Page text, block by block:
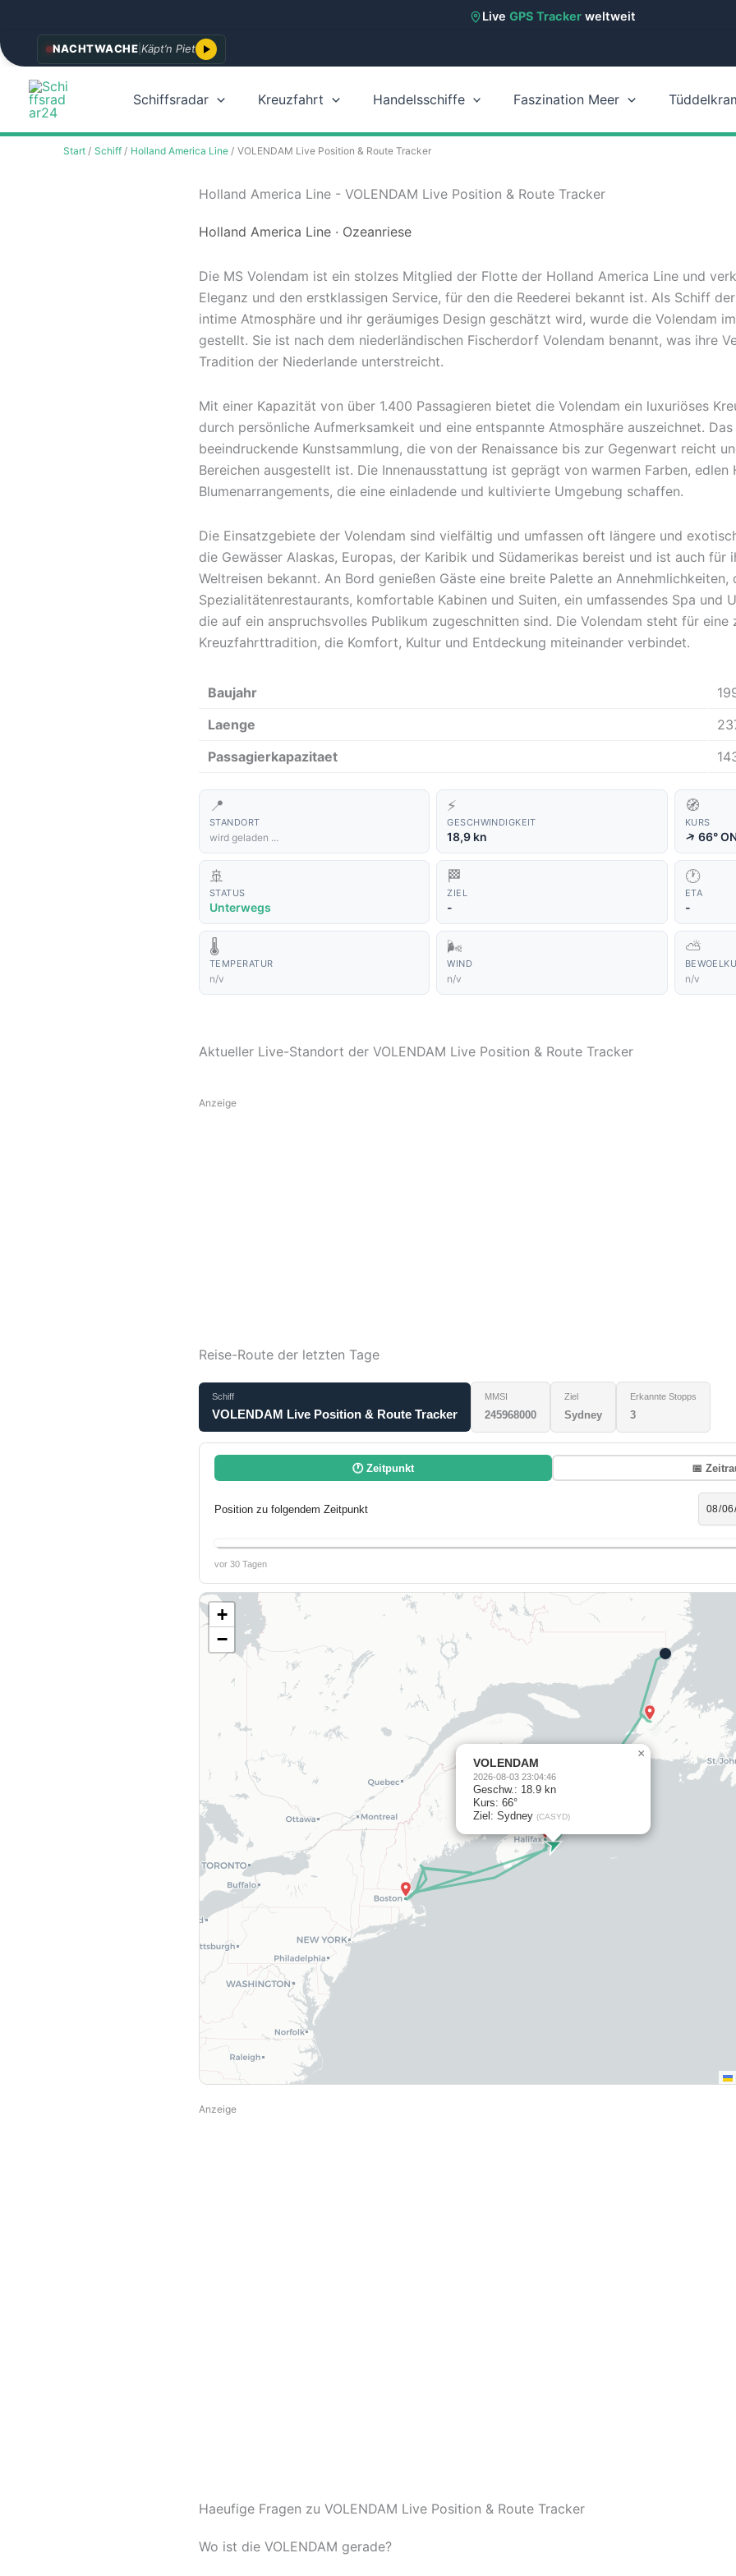
Live GPS Trackerweltweit
Zum
Inhalt
springen
NACHTWACHE Käpt’n Piet
Schiffsradar Kreuzfahrt Handelsschiffe Faszination Meer
Start Schiff Holland America Line VOLENDAM Live Position & Route Tracker
Holland America Line - VOLENDAM Live Position & Route Tracker
Holland America Line · Ozeanriese
Die MS Volendam ist ein stolzes Mitglied der Flotte der Holland America Line und
Eleganz und den erstklassigen Service, für den die Reederei bekannt ist. Als Schiff
intime Atmosphäre und ihr geräumiges Design geschätzt wird, wurde die Volendam
gestellt. Sie ist nach dem niederländischen Fischerdorf Volendam benannt, was ihre
Tradition der Niederlande unterstreicht.
Mit einer Kapazität von über 1.400 Passagieren bietet die Volendam ein luxuriöses
durch persönliche Aufmerksamkeit und eine entspannte Atmosphäre auszeichnet.
beeindruckende Kunstsammlung, die von der Renaissance bis zur Gegenwart reicht
Bereichen ausgestellt ist. Die Innenausstattung ist geprägt von warmen Farben, edlen
Blumenarrangements, die eine einladende und kultivierte Umgebung schaffen.
Die Einsatzgebiete der Volendam sind vielfältig und umfassen oft längere und
die Gewässer Alaskas, Europas, der Karibik und Südamerikas bereist und ist auch für
Weltreisen bekannt. An Bord genießen Gäste eine breite Palette an Annehmlichkeiten,
Spezialitätenrestaurants, komfortable Kabinen und Suiten, ein umfassendes Spa und
die auf ein anspruchsvolles Publikum zugeschnitten sind. Die Volendam steht für eine
Kreuzfahrttradition, die Komfort, Kultur und Entdeckung miteinander verbindet.
Baujahr
Laenge
Passagierkapazitaet
📍
STANDORT
wird geladen ...
⚡
GESCHWINDIGKEIT
18,9 kn
🧭
KURS
↑66°
🚢
STATUS
Unterwegs
🏁
ZIEL
-
🕐
ETA
-
🌡️
TEMPERATUR
n/v
🌬️
WIND
n/v
⛅
n/v
Aktueller Live-Standort der VOLENDAM Live Position & Route Tracker
Anzeige
Reise-Route der letzten Tage
Schiff
VOLENDAM Live Position & Route Tracker
MMSI
245968000
Ziel
Sydney
Erkannte Stopps
3
🕐 Zeitpunkt 📅
Position zu folgendem Zeitpunkt
vor 30 Tagen
VOLENDAM
2026-08-03 23:04:46
Geschw.: 18.9 kn
Kurs: 66°
Ziel: Sydney (CASYD)
×
+
−
Anzeige
Haeufige Fragen zu VOLENDAM Live Position & Route Tracker
Wo ist die VOLENDAM gerade?